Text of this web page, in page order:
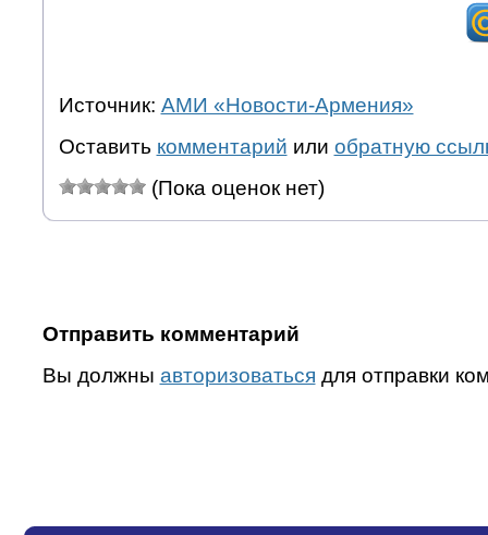
Источник: АМИ «Новости-Армения»
Оставить комментарий или обратную
(Пока оценок нет)
Отправить комментарий
Вы должны авторизоваться для отправки